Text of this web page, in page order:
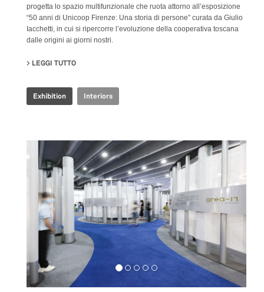
progetta lo spazio multifunzionale che ruota attorno all’esposizione
“50 anni di Unicoop Firenze: Una storia di persone” curata da Giulio
Iacchetti, in cui si ripercorre l’evoluzione della cooperativa toscana
dalle origini ai giorni nostri.
LEGGI TUTTO
Exhibition Interiors